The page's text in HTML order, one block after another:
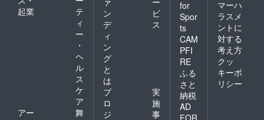
起業
テ
ィ
ー
・
ヘ
ル
ス
ケ
ア
アー
舞
ン
デ
ィ
ン
グ
と
は
ビ
ス
プ
ロ
ジ
実
施
事
for
Spor
ts
CAM
PFI
RE
ふる
さと
納税
AD
マーハ
ラスメ
ントに
対する
考え方
クッ
キーポ
リシー